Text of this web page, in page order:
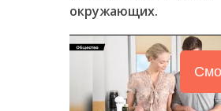
окружающих.